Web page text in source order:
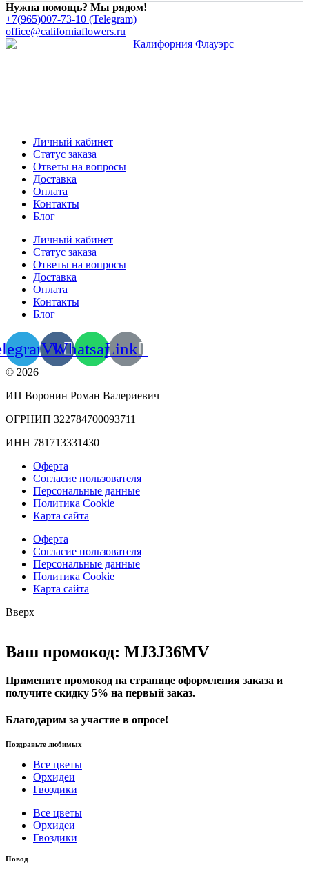
Нужна помощь? Мы рядом!
+7(965)007-73-10 (Telegram)
office@californiaflowers.ru
Личный кабинет
Cтатус заказа
Ответы на вопросы
Доставка
Оплата
Контакты
Блог
Личный кабинет
Cтатус заказа
Ответы на вопросы
Доставка
Оплата
Контакты
Блог
VkWhatsappLink
© 2026
ИП Воронин Роман Валериевич
ОГРНИП 322784700093711
ИНН 781713331430
Оферта
Согласие пользователя
Персональные данные
Политика Cookie
Карта сайта
Оферта
Согласие пользователя
Персональные данные
Политика Cookie
Карта сайта
Вверх
Ваш промокод: MJ3J36MV
Примените промокод на странице оформления заказа и
получите скидку 5% на первый заказ.
Благодарим за участие в опросе!
Поздравьте любимых
Все цветы
Орхидеи
Гвоздики
Все цветы
Орхидеи
Гвоздики
Повод